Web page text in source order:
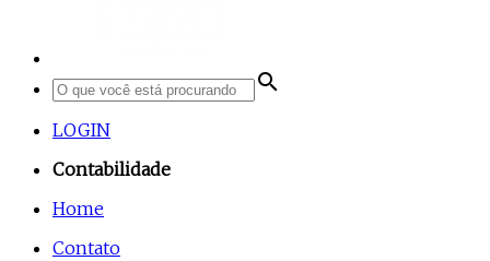
search
LOGIN
Contabilidade
Home
Contato